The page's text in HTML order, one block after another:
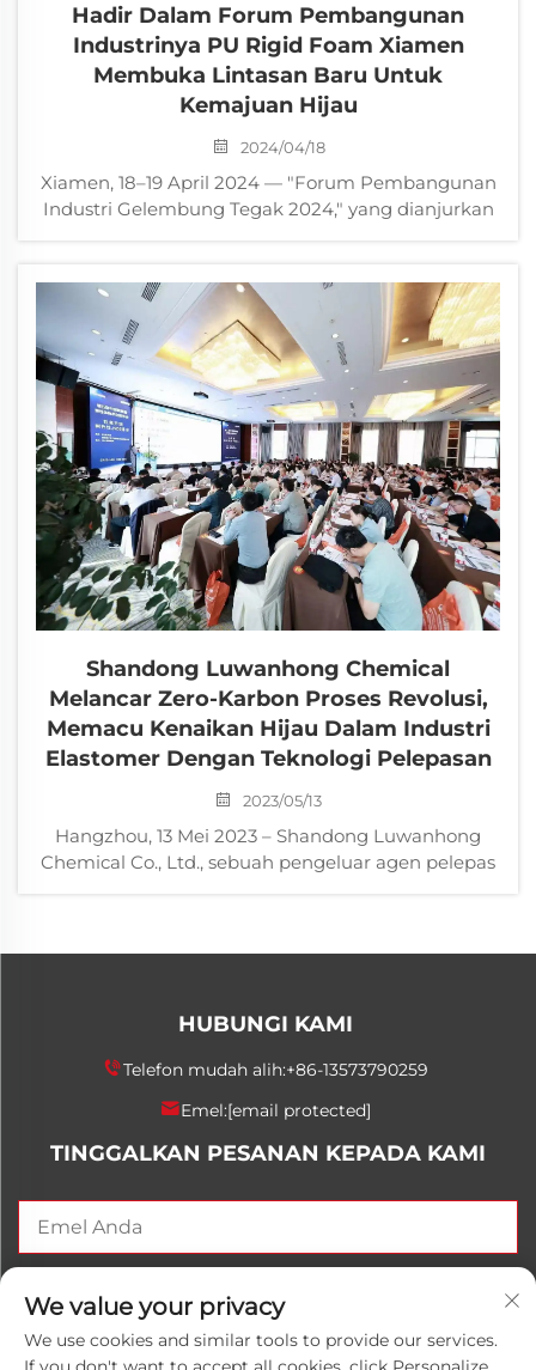
Hadir Dalam Forum Pembangunan
Industrinya PU Rigid Foam Xiamen
Membuka Lintasan Baru Untuk
Kemajuan Hijau
2024/04/18
Xiamen, 18–19 April 2024 — "Forum Pembangunan
Industri Gelembung Tegak 2024," yang dianjurkan
Antarabangsa Xiamen. Sebagai pengimport utama
ejen pelepas domestik...
Shandong Luwanhong Chemical
Melancar Zero-Karbon Proses Revolusi,
Memacu Kenaikan Hijau Dalam Industri
Elastomer Dengan Teknologi Pelepasan
2023/05/13
Hangzhou, 13 Mei 2023 – Shandong Luwanhong
Chemical Co., Ltd., sebuah pengeluar agen pelepas
HUBUNGI KAMI
Telefon mudah alih:+86-13573790259
Emel:[email protected]
TINGGALKAN PESANAN KEPADA KAMI
HANTAR SEKARANG
We value your privacy
We use cookies and similar tools to provide our services.